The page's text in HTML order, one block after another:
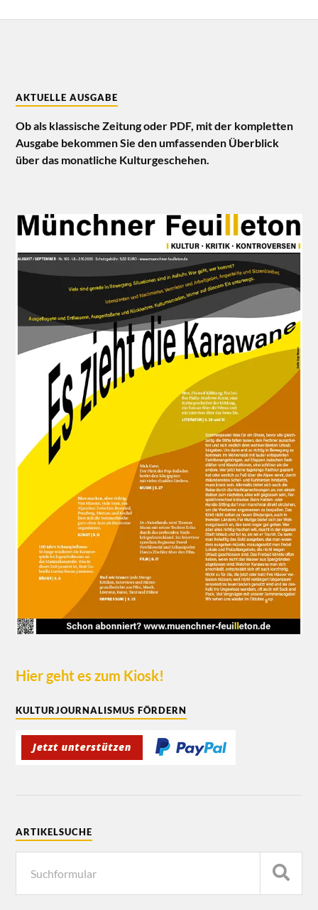
AKTUELLE AUSGABE
Ob als klassische Zeitung oder PDF, mit der kompletten
Ausgabe bekommen Sie den umfassenden Überblick
über das monatliche Kulturgeschehen.
Hier geht es zum Kiosk!
KULTURJOURNALISMUS FÖRDERN
ARTIKELSUCHE